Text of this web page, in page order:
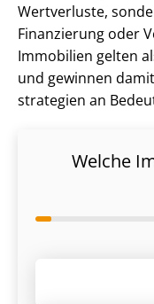
Wertverluste,
Finanzierung oder
Immobilien gelten
und gewinnen
stra­te­gien an
Welche